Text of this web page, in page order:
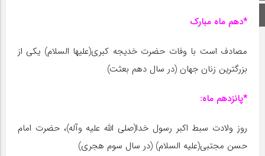
اینستاگرام
*دهم ماه مبارک
مصادف است با وفات حضرت خدیجه کبرى(علیها السلام) یکى از
بزرگترین زنان جهان (در سال دهم بعثت)
*پانزدهم ماه:
روز ولادت سبط اکبر رسول خدا(صلى الله علیه وآله)، حضرت امام
حسن مجتبى(علیه السلام) (در سال سوم هجرى)